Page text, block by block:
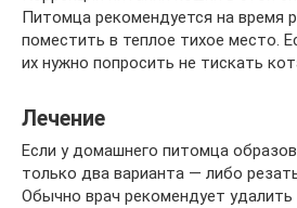
Питомца рекомендуется на время
поместить в теплое тихое место.
их нужно попросить не тискать
Лечение
Если у домашнего питомца
только два варианта — либо
Обычно врач рекомендует удалить